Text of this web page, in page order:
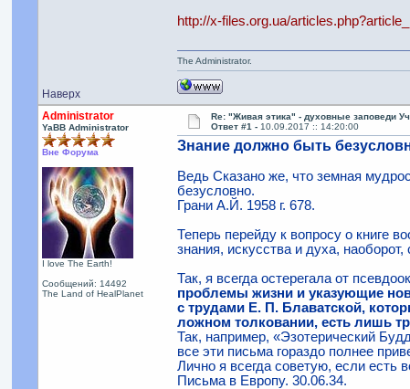
http://x-files.org.ua/
Наверх
The Administrator.
Administrator
YaBB Administrator
Вне Форума
I love The Earth!
Сообщений: 14492
The Land of HealPlanet
Re: "Живая этика" - духовные заповеди
Ответ #1 - 10.09.2017 :: 14:20:00
Знание должно быть
Ведь Сказано же, что земная
безусловно.
Грани А.Й. 1958 г. 678.
Теперь перейду к вопросу о книге
знания, искусства и духа,
Так, я всегда остерегала от
проблемы жизни и указующие
с трудами Е. П. Блаватской,
ложном толковании, есть лишь
Так, например, «Эзотерический
все эти письма гораздо полнее
Лично я всегда советую, если есть
Письма в Европу. 30.06.34.